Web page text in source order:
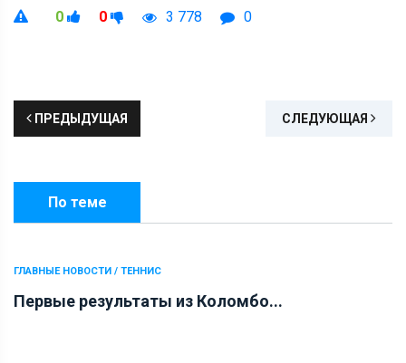
0 0 3 778 0
ПРЕДЫДУЩАЯ СЛЕДУЮЩАЯ
По теме
ГЛАВНЫЕ НОВОСТИ / ТЕННИС
Первые результаты из Коломбо...